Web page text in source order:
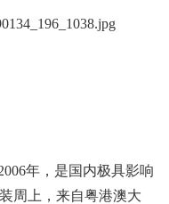
年，是国内极具影响
周上，来自粤港澳大